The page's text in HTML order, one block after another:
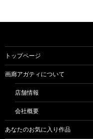
トップページ
画廊アガティについて
店舗情報
会社概要
あなたのお気に入り作品